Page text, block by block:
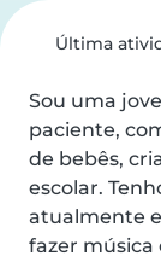
Última
Sou uma
paciente,
de bebês,
escolar.
atualmente
fazer música